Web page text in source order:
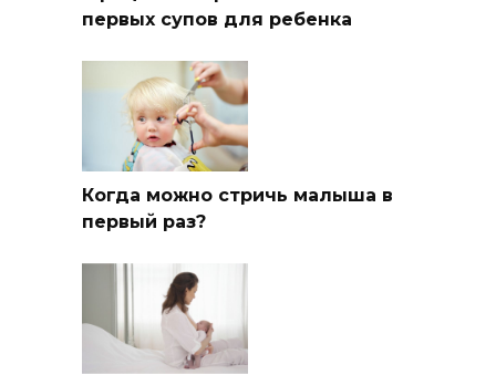
первых супов для ребенка
Когда можно стричь малыша в
первый раз?